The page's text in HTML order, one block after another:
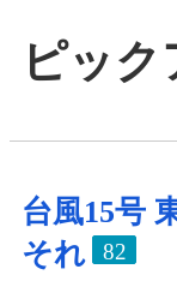
ピッ
台風15号
それ
82